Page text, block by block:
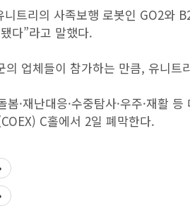
트리의 사족보행 로봇인 GO2와
다”라고 말했다.
의 업체들이 참가하는 만큼, 유니
·재난대응·수중탐사·우주·재활
C홀에서 2일 폐막한다.